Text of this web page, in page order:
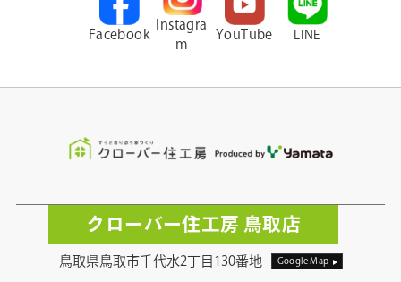
Facebook
Instagra
m
YouTube LINE
クローバー住工房 鳥取店
鳥取県鳥取市千代水2丁目130番地 Google Map